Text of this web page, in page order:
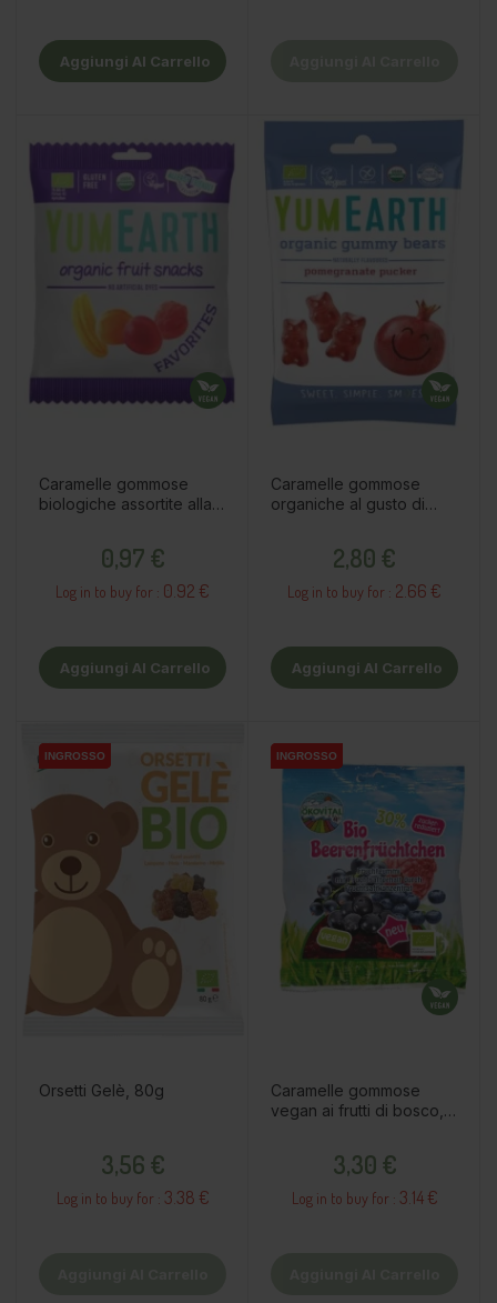
Aggiungi Al Carrello
Caramelle gommose
biologiche assortite alla
0,97 €
Log in to buy for : 0.92 €
Aggiungi Al Carrello
Caramelle gommose
organiche al gusto di
2,80 €
Log in to buy for : 2.66 €
Aggiungi Al Carrello
INGROSSO
INGROSSO
INGROSSO
Orsetti Gelè, 80g
3,56 €
Log in to buy for : 3.38 €
INGROSSO
INGROSSO
INGROSSO
Caramelle gommose
vegan ai frutti di bosco,
3,30 €
Log in to buy for : 3.14 €